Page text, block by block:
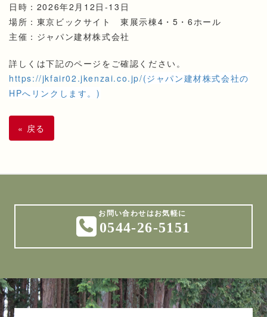
日時：2026年2月12日-13日
場所：東京ビックサイト 東展示棟4・5・6ホール
主催：ジャパン建材株式会社
詳しくは下記のページをご確認ください。
https://jkfair02.jkenzai.co.jp/(ジャパン建材株式会社の
HPへリンクします。)
« 戻る
0544-26-5151